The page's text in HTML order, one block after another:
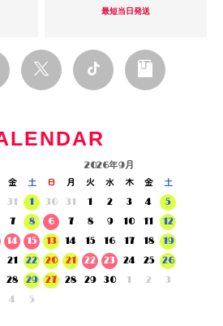
最短当日発送
金
土
31
1
7
8
14
15
21
22
28
29
4 5
2026年9月
日 月 火 水 木 金
土
30
31 1 2 3 4
5
6
7 8 9 10 11
12
13
14 15 16 17 18
19
20
21 22 23 24 25
26
27
28 29 30 1 2 3